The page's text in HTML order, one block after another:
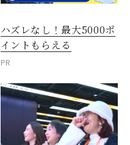
ハズレなし！最大5000ポ
イントもらえる
PR